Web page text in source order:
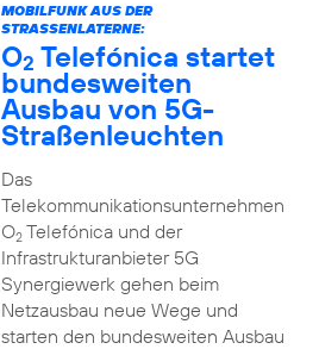
MOBILFUNK AUS DER
STRASSENLATERNE:
O2 Telefónica startet
bundesweiten
Ausbau von 5G-
Straßenleuchten
Das
Telekommunikationsunternehmen
O2Telefónica und der
Infrastrukturanbieter 5G
Synergiewerk gehen beim
Netzausbau neue Wege und
starten den bundesweiten Ausbau